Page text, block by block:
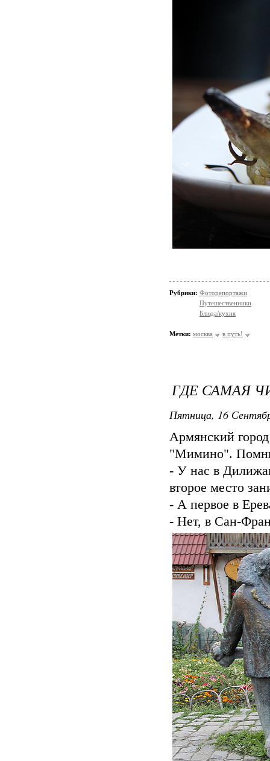
Рубрики: Фоторепортажи
Путешественники
Блюда/кухня
Метки: москва в путь!
ГДЕ САМАЯ
Пятница, 16
Армянский
"Мимино".
- У нас в
второе место
- А первое в
- Нет, в Сан-